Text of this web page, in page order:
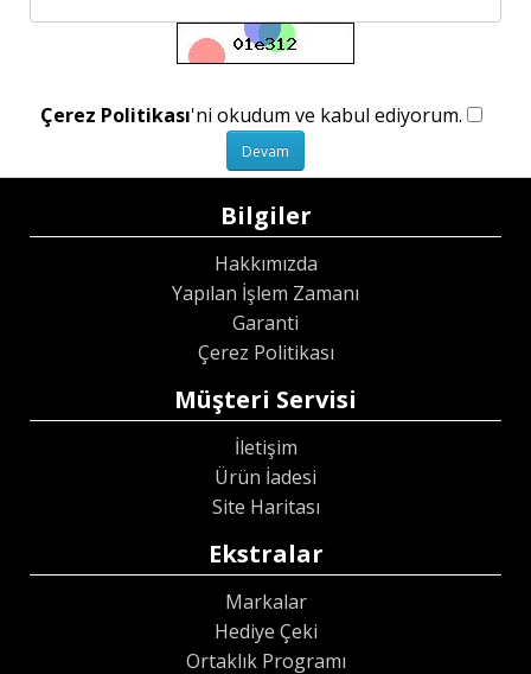
Çerez Politikası'ni okudum ve kabul ediyorum.
Bilgiler
Hakkımızda
Yapılan İşlem Zamanı
Garanti
Çerez Politikası
Müşteri Servisi
İletişim
Ürün İadesi
Site Haritası
Ekstralar
Markalar
Hediye Çeki
Ortaklık Programı